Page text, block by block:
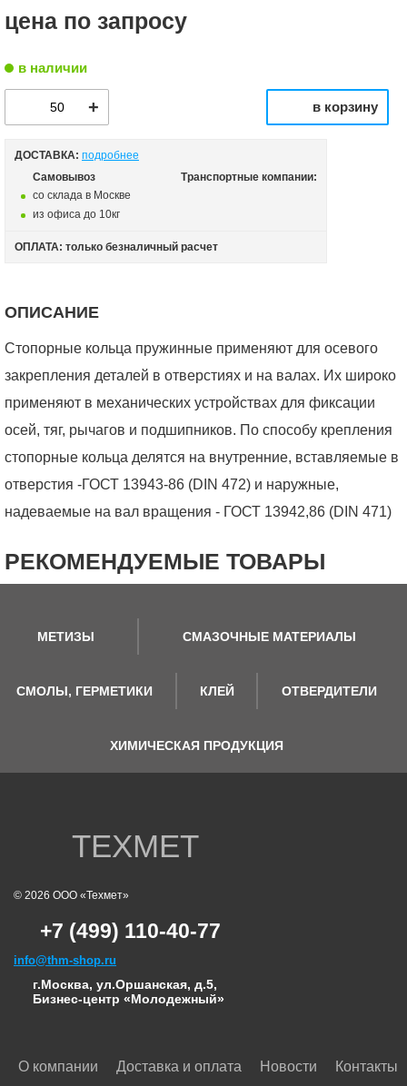
цена по запросу
в наличии
в корзину
ДОСТАВКА: подробнее
Самовывоз
со склада в Москве
из офиса до 10кг
Транспортные компании:
ОПЛАТА: только безналичный расчет
ОПИСАНИЕ
Стопорные кольца пружинные применяют для осевого
закрепления деталей в отверстиях и на валах. Их широко
применяют в механических устройствах для фиксации
осей, тяг, рычагов и подшипников. По способу крепления
стопорные кольца делятся на внутренние, вставляемые в
отверстия -ГОСТ 13943-86 (DIN 472) и наружные,
надеваемые на вал вращения - ГОСТ 13942,86 (DIN 471)
РЕКОМЕНДУЕМЫЕ ТОВАРЫ
МЕТИЗЫ СМАЗОЧНЫЕ МАТЕРИАЛЫ
СМОЛЫ, ГЕРМЕТИКИ КЛЕЙ ОТВЕРДИТЕЛИ
ХИМИЧЕСКАЯ ПРОДУКЦИЯ
ТЕХМЕТ
© 2026 ООО «Техмет»
+7 (499) 110-40-77
info@thm-shop.ru
г.Москва, ул.Оршанская, д.5,
Бизнес-центр «Молодежный»
О компании Доставка и оплата Новости Контакты